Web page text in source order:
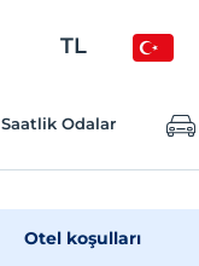
TL
Saatlik Odalar
Otel koşulları